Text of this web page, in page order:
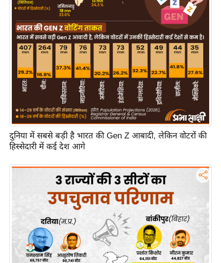
खे
ल
क्रि
2
0
2
6
क्रा
म
ई
-
पे
दुनिया में सबसे बड़ी है भारत की Gen Z आबादी, लेकिन वोटरों की
हिस्सेदारी में कई देश आगे